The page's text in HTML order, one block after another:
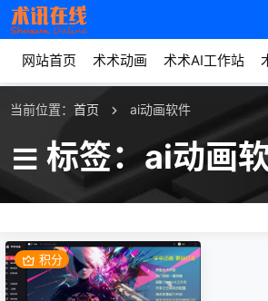
网站首页 术术动画 术术AI工作站
当前位置： 首页 ai动画软件
标签：ai动画
积分